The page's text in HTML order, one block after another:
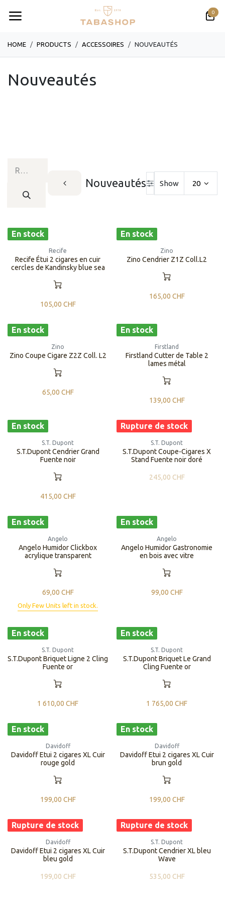
0
HOME PRODUCTS ​​​​​​​​​​ACCESSOIRES NOUVEAUTÉS
Nouveautés
Nouveautés Show 20
En stock
Recife
Recife Étui 2 cigares en cuir
cercles de Kandinsky blue sea
105,00 CHF
En stock
Zino
Zino Cendrier Z1Z Coll.L2
165,00 CHF
En stock
Zino
Zino Coupe Cigare Z2Z Coll. L2
65,00 CHF
En stock
Firstland
Firstland Cutter de Table 2
lames métal
139,00 CHF
En stock
S.T. Dupont
S.T.Dupont Cendrier Grand
Fuente noir
415,00 CHF
Rupture de stock
S.T. Dupont
S.T.Dupont Coupe-Cigares X
Stand Fuente noir doré
245,00 CHF
En stock
Angelo
Angelo Humidor Clickbox
acrylique transparent
69,00 CHF
Only Few Units left in stock.
En stock
Angelo
Angelo Humidor Gastronomie
en bois avec vitre
99,00 CHF
En stock
S.T. Dupont
S.T.Dupont Briquet Ligne 2 Cling
Fuente or
1 610,00 CHF
En stock
S.T. Dupont
S.T.Dupont Briquet Le Grand
Cling Fuente or
1 765,00 CHF
En stock
Davidoff
Davidoff Etui 2 cigares XL Cuir
rouge gold
199,00 CHF
En stock
Davidoff
Davidoff Etui 2 cigares XL Cuir
brun gold
199,00 CHF
Rupture de stock
Davidoff
Davidoff Etui 2 cigares XL Cuir
bleu gold
199,00 CHF
Rupture de stock
S.T. Dupont
S.T.Dupont Cendrier XL bleu
Wave
535,00 CHF